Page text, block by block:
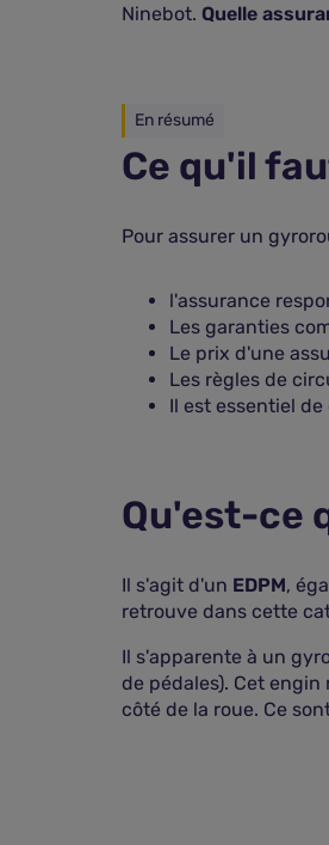
Ninebot. Quelle
En résumé
Ce qu'il
Pour assurer un
l'assurance
Les garanties
Le prix d'une
Les règles de
Il est essentiel
Qu'est-ce
Il s'agit d'un EDPM,
retrouve dans cette
Il s'apparente à un
de pédales). Cet
côté de la roue. Ce